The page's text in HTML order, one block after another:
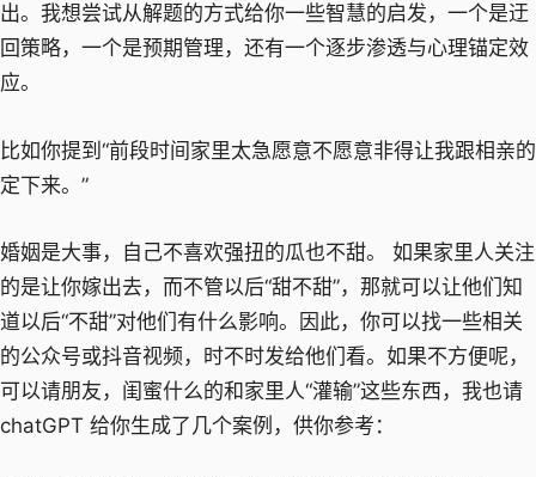
出。我想尝试从解题的方式给你一些智慧的启发，一个是迂
回策略，一个是预期管理，还有一个逐步渗透与心理锚定效
应。
比如你提到“前段时间家里太急愿意不愿意非得让我跟相亲的
定下来。”
婚姻是大事，自己不喜欢强扭的瓜也不甜。 如果家里人关注
的是让你嫁出去，而不管以后“甜不甜”，那就可以让他们知
道以后“不甜”对他们有什么影响。因此，你可以找一些相关
的公众号或抖音视频，时不时发给他们看。如果不方便呢，
可以请朋友，闺蜜什么的和家里人“灌输”这些东西，我也请
chatGPT 给你生成了几个案例，供你参考：